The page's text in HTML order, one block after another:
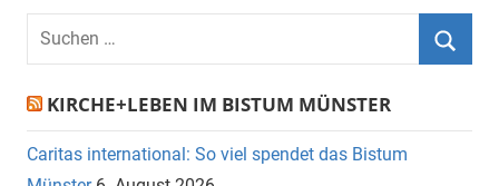
Suchen
KIRCHE+LEBEN IM BISTUM MÜNSTER
Caritas international: So viel spendet das Bistum